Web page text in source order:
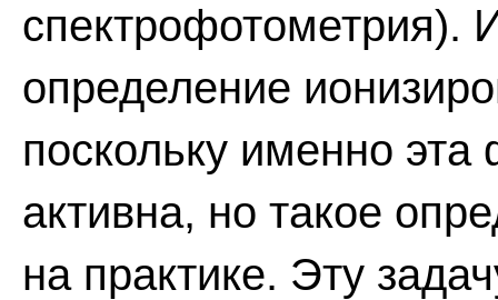
определение
поскольку именно
активна, но такое
на практике. Эту